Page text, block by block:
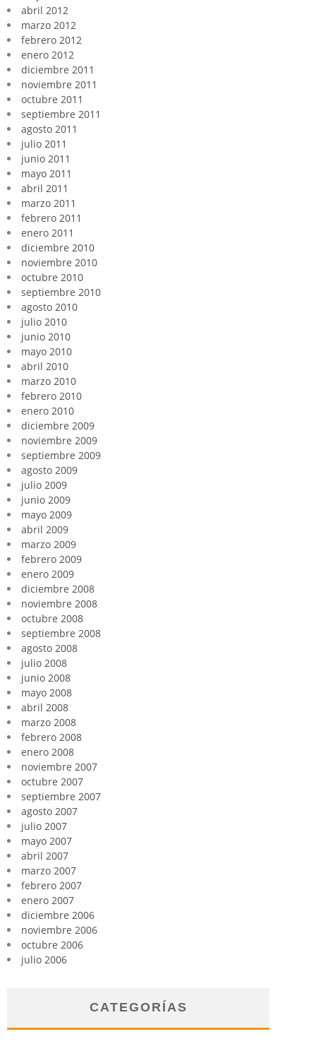
abril 2012
marzo 2012
febrero 2012
enero 2012
diciembre 2011
noviembre 2011
octubre 2011
septiembre 2011
agosto 2011
julio 2011
junio 2011
mayo 2011
abril 2011
marzo 2011
febrero 2011
enero 2011
diciembre 2010
noviembre 2010
octubre 2010
septiembre 2010
agosto 2010
julio 2010
junio 2010
mayo 2010
abril 2010
marzo 2010
febrero 2010
enero 2010
diciembre 2009
noviembre 2009
septiembre 2009
agosto 2009
julio 2009
junio 2009
mayo 2009
abril 2009
marzo 2009
febrero 2009
enero 2009
diciembre 2008
noviembre 2008
octubre 2008
septiembre 2008
agosto 2008
julio 2008
junio 2008
mayo 2008
abril 2008
marzo 2008
febrero 2008
enero 2008
noviembre 2007
octubre 2007
septiembre 2007
agosto 2007
julio 2007
mayo 2007
abril 2007
marzo 2007
febrero 2007
enero 2007
diciembre 2006
noviembre 2006
octubre 2006
julio 2006
CATEGORÍAS